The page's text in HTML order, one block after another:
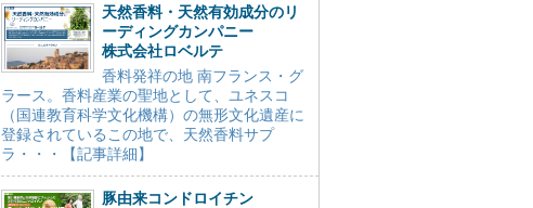
天然香料・天然有効成分のリ
ーディングカンパニー
株式会社ロベルテ
香料発祥の地 南フランス・グ
ラース。香料産業の聖地として、ユネスコ
（国連教育科学文化機構）の無形文化遺産に
登録されているこの地で、天然香料サプ
ラ・・・【記事詳細】
豚由来コンドロイチン